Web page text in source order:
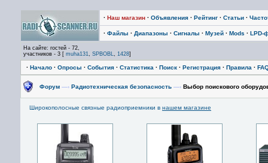
· Наш магазин · Объявления · Рейтинг · Статьи ·
· Файлы · Диапазоны · Сигналы · Музей · Mods · LPD-
На сайте: гостей - 72,
участников - 3 [ muha131, SPBOBL, 1428]
· Начало · Опросы · События · Статистика · Поиск · Регистрация · Правила ·
Форум —› Радиотехническая безопасность —› Выбор поискового
Широкополосные связные радиоприемники в нашем магазине